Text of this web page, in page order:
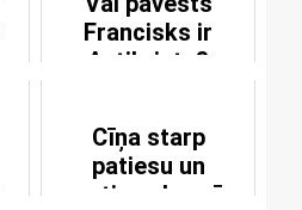
Francisks ir
Antikrists?
Cīņa starp
patiesu un
nepatiesu baznīcu